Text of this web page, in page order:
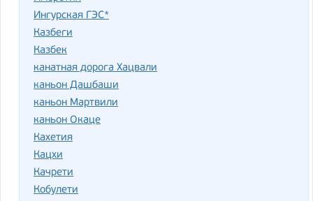
Ингурская ГЭС*
Казбеги
Казбек
канатная дорога Хацвали
каньон Дашбаши
каньон Мартвили
каньон Окаце
Кахетия
Кацхи
Качрети
Кобулети